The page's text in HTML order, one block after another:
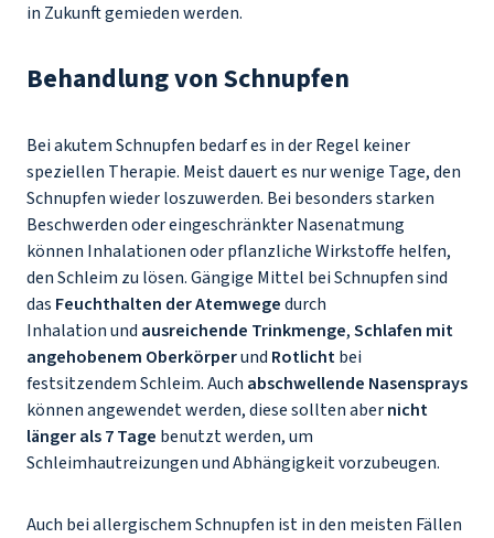
in Zukunft gemieden werden.
Behandlung von Schnupfen
Bei akutem Schnupfen bedarf es in der Regel keiner
speziellen Therapie. Meist dauert es nur wenige Tage, den
Schnupfen wieder loszuwerden. Bei besonders starken
Beschwerden oder eingeschränkter Nasenatmung
können Inhalationen oder pflanzliche Wirkstoffe helfen,
den Schleim zu lösen. Gängige Mittel bei Schnupfen sind
das Feuchthalten der Atemwegedurch
Inhalation und ausreichende Trinkmenge,Schlafen mit
angehobenem Oberkörperund Rotlichtbei
festsitzendem Schleim. Auch abschwellende Nasensprays
können angewendet werden, diese sollten abernicht
länger als 7 Tage benutzt werden, um
Schleimhautreizungen und Abhängigkeit vorzubeugen.
Auch bei allergischem Schnupfen ist in den meisten Fällen